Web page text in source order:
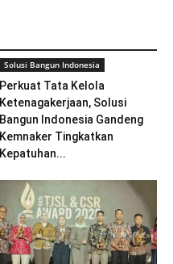
Solusi Bangun Indonesia
Perkuat Tata Kelola
Ketenagakerjaan, Solusi
Bangun Indonesia Gandeng
Kemnaker Tingkatkan
Kepatuhan...